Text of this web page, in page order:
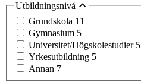
Utbildningsnivå
Grundskola 11
Gymnasium 5
Universitet/Högskolestudier 5
Yrkesutbildning 5
Annan 7